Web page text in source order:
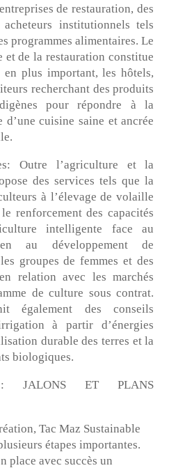
de restauration, des
institutionnels tels
programmes alimentaires. Le
et de la restauration constitue
plus important, les hôtels,
recherchant des produits
pour répondre à la
d’une cuisine saine et ancrée
Outre l’agriculture et la
des services tels que la
à l’élevage de volaille
renforcement des capacités
intelligente face au
au développement de
groupes de femmes et des
relation avec les marchés
de culture sous contrat.
également des conseils
à partir d’énergies
durable des terres et la
biologiques.
: JALONS ET PLANS
Tac Maz Sustainable
étapes importantes.
place avec succès un